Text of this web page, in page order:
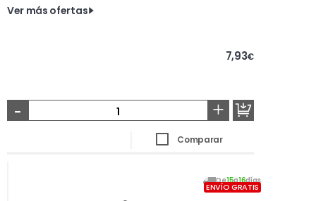
Ver más ofertas
7,93€
- +
Comparar
De15a16días
ENVÍO GRATIS